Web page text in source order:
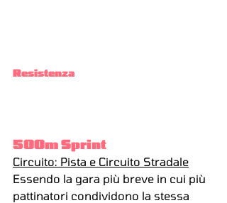
Resistenza
500m Sprint
Circuito: Pista e Circuito Stradale
Essendo la gara più breve in cui più
pattinatori condividono la stessa